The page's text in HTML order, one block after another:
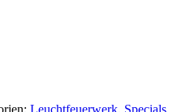
Leuchtfeuerwerk, Specials